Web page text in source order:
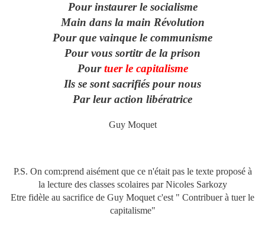
Pour instaurer le socialisme
Main dans la main Révolution
Pour que vainque le communisme
Pour vous sortitr de la prison
Pourtuer le capitalisme
Ils se sont sacrifiés pour nous
Par leur action libératrice
Guy Moquet
P.S. On com:prend aisément que ce n'était pas le texte proposé à
la lecture des classes scolaires par Nicoles Sarkozy
Etre fidèle au sacrifice de Guy Moquet c'est " Contribuer à tuer le
capitalisme"